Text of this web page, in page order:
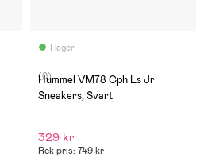
I lager
(0)
Hummel VM78 Cph Ls Jr
Sneakers, Svart
329 kr
Rek pris: 749 kr